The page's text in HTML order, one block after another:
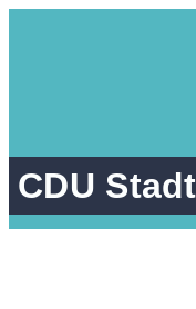
CDU